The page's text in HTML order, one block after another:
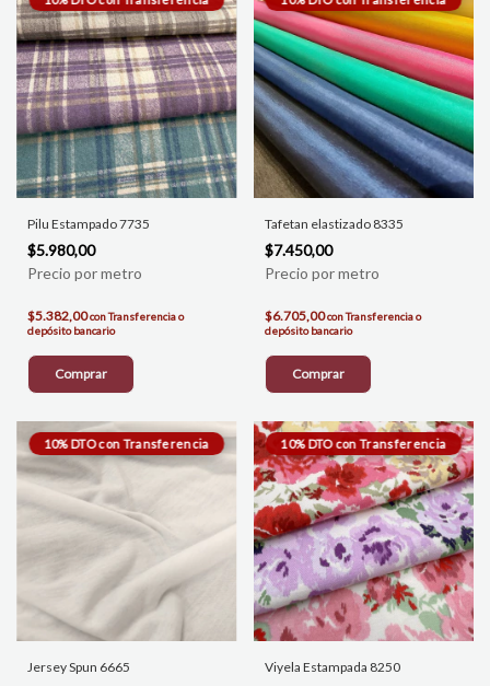
Pilu Estampado 7735
$5.980,00
$5.382,00conTransferencia o
depósito bancario
Comprar
Tafetan elastizado 8335
$7.450,00
$6.705,00conTransferencia o
depósito bancario
Comprar
Jersey Spun 6665 Viyela Estampada 8250